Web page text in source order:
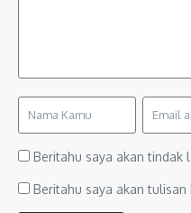
Beritahu saya akan tindak
Beritahu saya akan